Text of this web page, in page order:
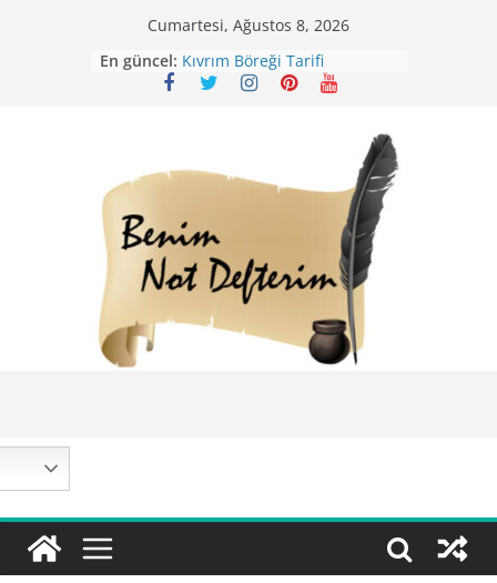
Cumartesi, Ağustos 8, 2026
En güncel: Kıvrım Böreği Tarifi
Karabuğday Pilavı Tarifi